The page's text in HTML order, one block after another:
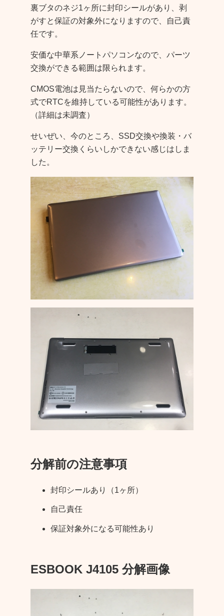
裏ブタのネジ1ヶ所に封印シールがあり、剥
がすと保証の対象外になりますので、自己責
任です。
安価な中華系ノートパソコンなので、パーツ
交換ができる範囲は限られます。
CMOS電池は見当たらないので、何らかの方
式でRTCを維持している可能性があります。
（詳細は未調査）
せいぜい、今のところ、SSD交換や換装・バ
ッテリー交換くらいしかできない感じはしま
した。
分解前の注意事項
封印シールあり（1ヶ所）
自己責任
保証対象外になる可能性あり
ESBOOK J4105 分解画像